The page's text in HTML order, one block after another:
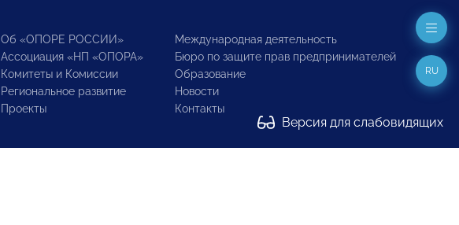
Об «ОПОРЕ РОССИИ»
Ассоциация «НП «ОПОРА»
Комитеты и Комиссии
Региональное развитие
Проекты
Международная деятельность
Бюро по защите прав предпринимателей
Образование
Новости
Контакты
Версия для слабовидящих
RU